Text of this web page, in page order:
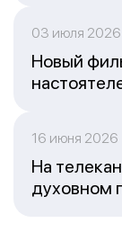
03 июля
Новый
16 июня
На
духовном